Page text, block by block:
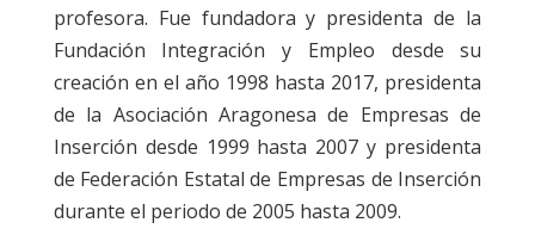
profesora. Fue fundadora y presidenta de la
Fundación Integración y Empleo desde su
creación en el año 1998 hasta 2017, presidenta
de la Asociación Aragonesa de Empresas de
Inserción desde 1999 hasta 2007 y presidenta
de Federación Estatal de Empresas de Inserción
durante el periodo de 2005 hasta 2009.